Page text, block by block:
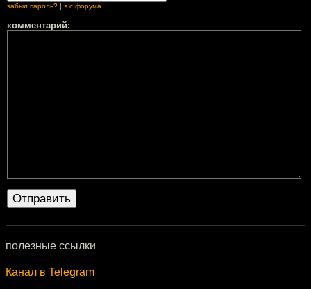
забыл пароль? | я с форума
комментарий:
полезные ссылки
Канал в Telegram